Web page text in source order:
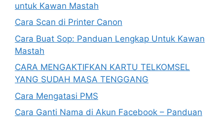
untuk Kawan Mastah
Cara Scan di Printer Canon
Cara Buat Sop: Panduan Lengkap Untuk Kawan
Mastah
CARA MENGAKTIFKAN KARTU TELKOMSEL
YANG SUDAH MASA TENGGANG
Cara Mengatasi PMS
Cara Ganti Nama di Akun Facebook – Panduan